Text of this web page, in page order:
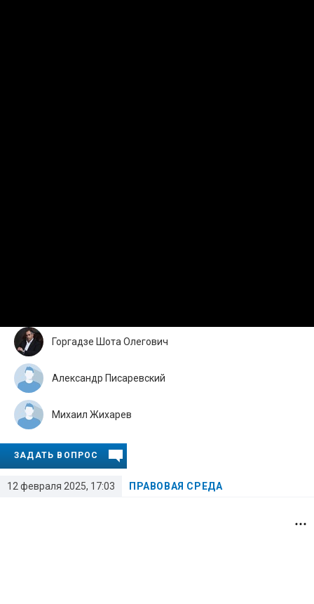
12 февраля 2025, 17:03 ПРАВОВАЯ СРЕДА
Горгадзе Шота Олегович
Александр Писаревский
Михаил Жихарев
ЗАДАТЬ ВОПРОС